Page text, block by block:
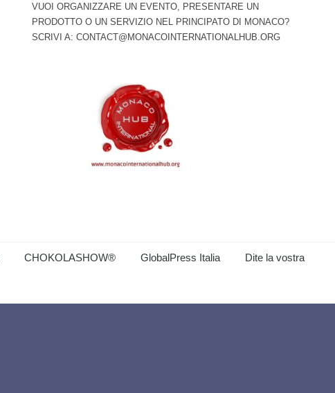
VUOI ORGANIZZARE UN EVENTO, PRESENTARE UN
PRODOTTO O UN SERVIZIO NEL PRINCIPATO DI MONACO?
SCRIVI A: CONTACT@MONACOINTERNATIONALHUB.ORG
CHOKOLASHOW® GlobalPress Italia Dite la vostra